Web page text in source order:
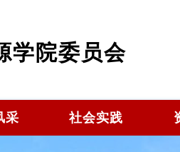
学院委员会
采 社会实践